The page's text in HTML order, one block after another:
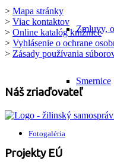
Zmluvy,
Smernice
Fotogaléria
> Mapa stránky
> Viac kontaktov
> Online katalóg knižnice
> Vyhlásenie o ochrane
> Zásady používania
Náš zriaďovateľ
Projekty EÚ